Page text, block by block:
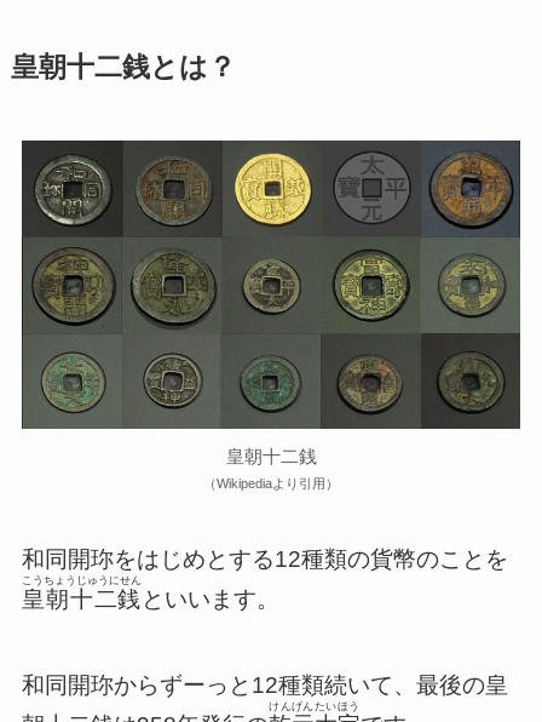
皇朝十二銭とは？
皇朝十二銭
（Wikipediaより引用）
和同開珎をはじめとする12種類の貨幣のことを
皇朝十二銭
こうちょうじゅうにせん
といいます。
和同開珎からずーっと12種類続いて、最後の皇
けんげんたいほう